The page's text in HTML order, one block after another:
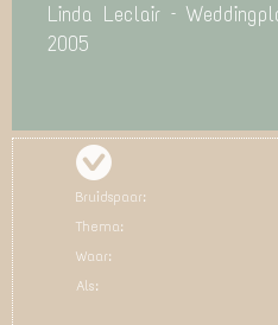
Linda Leclair –
2005
Bruidspaar:
Thema:
Waar:
Als: